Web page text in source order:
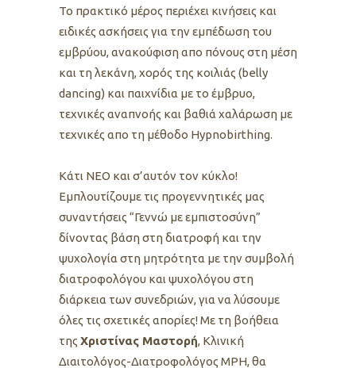
Το πρακτικό μέρος περιέχει κινήσεις και
ειδικές ασκήσεις για την εμπέδωση του
εμβρύου, ανακούφιση απο πόνους στη μέση
και τη λεκάνη, χορός της κοιλιάς (belly
dancing) και παιχνίδια με το έμβρυο,
τεχνικές αναπνοής και βαθιά χαλάρωση με
τεχνικές απο τη μέθοδο Hypnobirthing.
Kάτι ΝΕΟ και σ’αυτόν τον κύκλο!
Εμπλουτίζουμε τις προγεννητικές μας
συναντήσεις “Γεννώ με εμπιστοσύνη”
δίνοντας βάση στη διατροφή και την
ψυχολογία στη μητρότητα με την συμβολή
διατροφολόγου και ψυχολόγου στη
διάρκεια των συνεδριών, για να λύσουμε
όλες τις σχετικές απορίες! Με τη βοήθεια
της Χριστίνας Μαστορή, Κλινική
Διαιτολόγος-Διατροφολόγος MPH, θα